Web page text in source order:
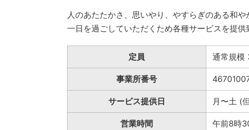
人のあたたかさ、思いやり、やすらぎのある和
一日を過ごしていただくため各種サービスを提供
定員 通常規模
事業所番号
サービス提供日 月〜土 (
営業時間 午前8時